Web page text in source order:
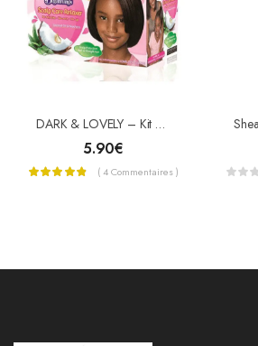
DARK & LOVELY – Kit Défrisant Enfants Cheveux Normaux
5.90€
( 4 Commentaires )